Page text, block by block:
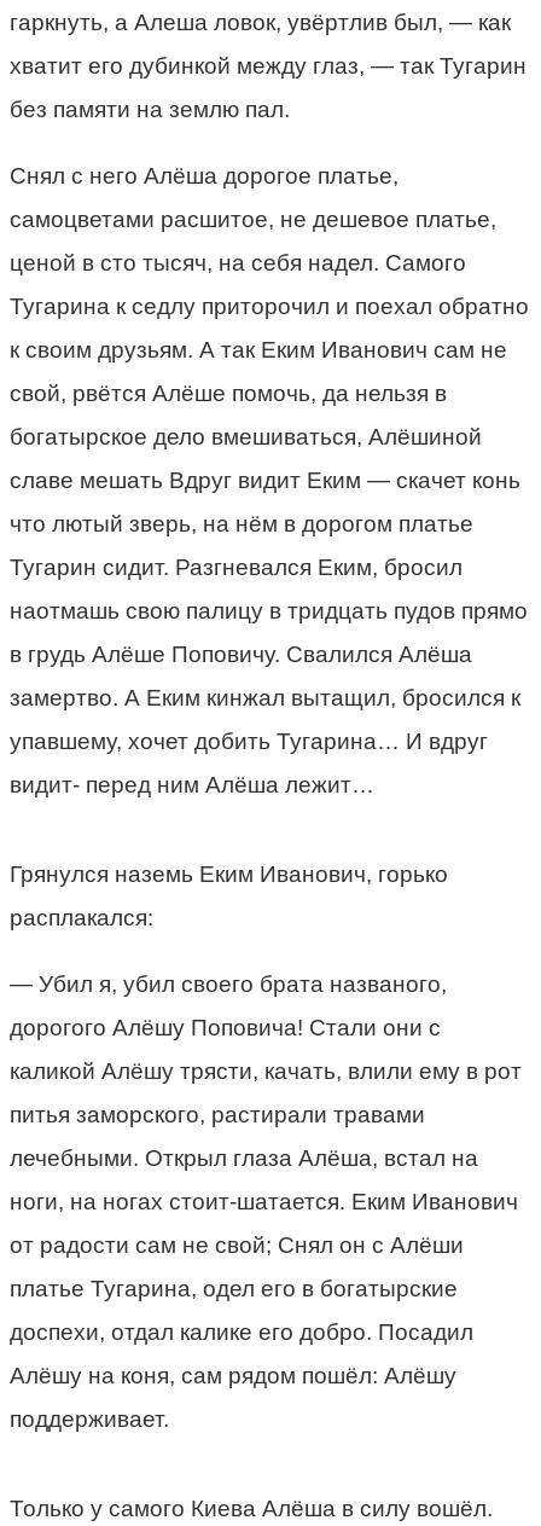
гаркнуть, а Алеша ловок, увёртлив был, — как
хватит его дубинкой между глаз, — так Тугарин
без памяти на землю пал.
Снял с него Алёша дорогое платье,
самоцветами расшитое, не дешевое платье,
ценой в сто тысяч, на себя надел. Самого
Тугарина к седлу приторочил и поехал обратно
к своим друзьям. А так Еким Иванович сам не
свой, рвётся Алёше помочь, да нельзя в
богатырское дело вмешиваться, Алёшиной
славе мешать Вдруг видит Еким — скачет конь
что лютый зверь, на нём в дорогом платье
Тугарин сидит. Разгневался Еким, бросил
наотмашь свою палицу в тридцать пудов прямо
в грудь Алёше Поповичу. Свалился Алёша
замертво. А Еким кинжал вытащил, бросился к
упавшему, хочет добить Тугарина… И вдруг
видит- перед ним Алёша лежит…
Грянулся наземь Еким Иванович, горько
расплакался:
— Убил я, убил своего брата названого,
дорогого Алёшу Поповича! Стали они с
каликой Алёшу трясти, качать, влили ему в рот
питья заморского, растирали травами
лечебными. Открыл глаза Алёша, встал на
ноги, на ногах стоит-шатается. Еким Иванович
от радости сам не свой; Снял он с Алёши
платье Тугарина, одел его в богатырские
доспехи, отдал калике его добро. Посадил
Алёшу на коня, сам рядом пошёл: Алёшу
поддерживает.
Только у самого Киева Алёша в силу вошёл.